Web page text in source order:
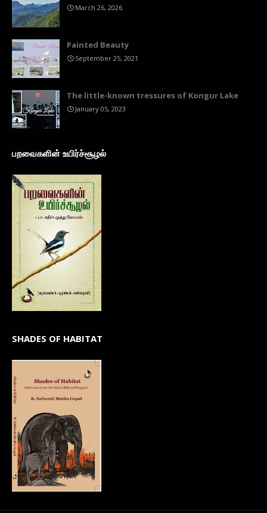
March 26, 2026
Painted Beauty
September 25, 2021
The little-known tressures of Kongur Lake
January 05, 2023
பறவைகளின் உயிர்ச்சூழல்
SHADES OF HABITAT